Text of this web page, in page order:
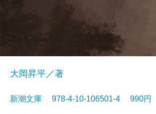
大岡昇平／著
新潮文庫 978-4-10-106501-4 990円